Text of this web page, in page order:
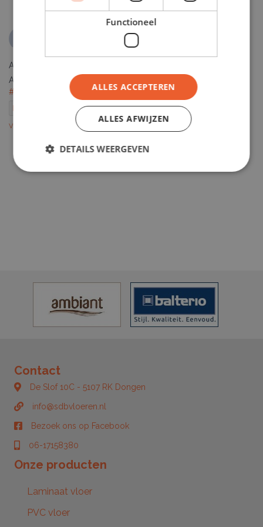
Appartement in Breda voorzien van de Belakos Palazzo kl 710
Afgewerkt met een witte mdf plint.
#belakosflooring
#breda
#pvcvloer
View on Facebook Share
Contact
De Slof 10C - 5107 RK Dongen
De Slof 10C - 5107 RK Dongen
info@sdbvloeren.nl
info@sdbvloeren.nl
Bezoek ons op Facebook
Bezoek ons op Facebook
06-17158380
06-17158380
Onze producten
Laminaat vloer
PVC vloer
Functioneel
ALLES ACCEPTEREN
ALLES AFWIJZEN
DETAILS WEERGEVEN